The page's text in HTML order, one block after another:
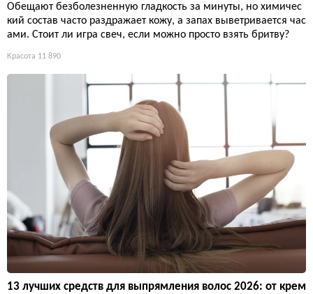
Обещают безболезненную гладкость за минуты, но химичес
кий состав часто раздражает кожу, а запах выветривается час
ами. Стоит ли игра свеч, если можно просто взять бритву?
Красота 11 890
13 лучших средств для выпрямления волос 2026: от крем